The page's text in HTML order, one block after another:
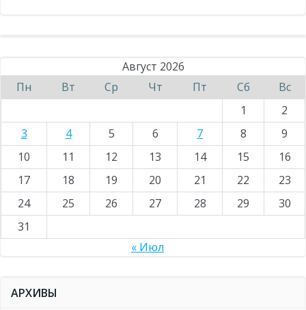
Август 2026
Пн
Вт Ср Чт Пт Сб
Вс
1
2
3
4 5 6 7 8
9
10
11 12 13 14 15
16
17
18 19 20 21 22
23
24
25 26 27 28 29
30
31
« Июл
АРХИВЫ